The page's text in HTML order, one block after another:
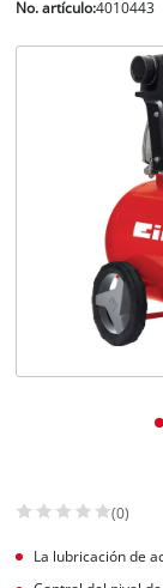
No. artículo:4010443
(0)
La lubricación de